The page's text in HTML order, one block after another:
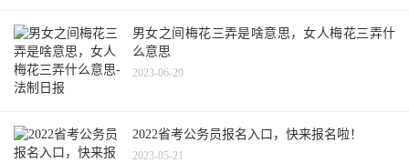
男女之间梅花三弄是啥意思，女人梅花三弄什
么意思
2023-06-29
2022省考公务员报名入口，快来报名啦！
2023-05-21